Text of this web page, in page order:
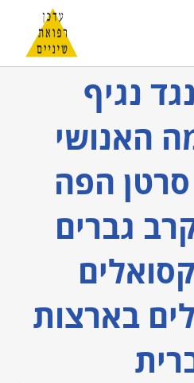
נגיף
האנושי
הפה
גברים
בארצות